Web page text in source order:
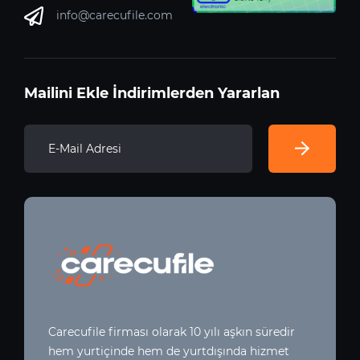
info@carecufile.com
Mailini Ekle İndirimlerden Yararlan
Carecufile firması olarak 10 yılı aşkın süredir
hem yurtiçinde hem de yurtdışında hizmet